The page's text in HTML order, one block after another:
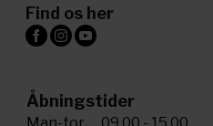
Find os her
Åbningstider